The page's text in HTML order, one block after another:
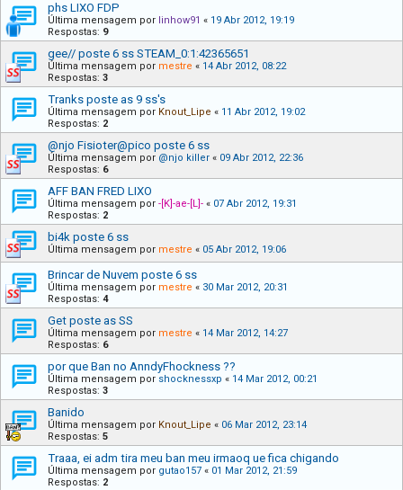
phs LIXO FDP
Última mensagem por linhow91 « 19 Abr 2012, 19:19
Respostas: 9
gee// poste 6 ss STEAM_0:1:42365651
Última mensagem por mestre « 14 Abr 2012, 08:22
Respostas: 3
Tranks poste as 9 ss's
Última mensagem por Knout_Lipe « 11 Abr 2012, 19:02
Respostas: 2
@njo Fisioter@pico poste 6 ss
Última mensagem por @njo killer « 09 Abr 2012, 22:36
Respostas: 6
AFF BAN FRED LIXO
Última mensagem por -[K]-ae-[L]- « 07 Abr 2012, 19:31
Respostas: 2
bi4k poste 6 ss
Última mensagem por mestre « 05 Abr 2012, 19:06
Brincar de Nuvem poste 6 ss
Última mensagem por mestre « 30 Mar 2012, 20:31
Respostas: 4
Get poste as SS
Última mensagem por mestre « 14 Mar 2012, 14:27
Respostas: 6
por que Ban no AnndyFhockness ??
Última mensagem por shocknessxp « 14 Mar 2012, 00:21
Respostas: 3
Banido
Última mensagem por Knout_Lipe « 06 Mar 2012, 23:14
Respostas: 5
Traaa, ei adm tira meu ban meu irmaoq ue fica chigando
Última mensagem por gutao157 « 01 Mar 2012, 21:59
Respostas: 2